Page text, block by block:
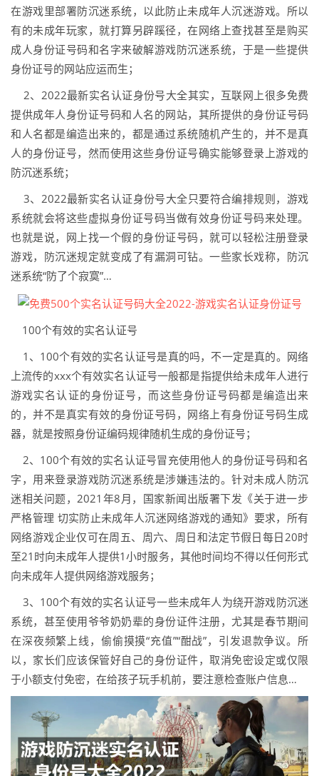
在游戏里部署防沉迷系统，以此防止未成年人沉迷游戏。所以
有的未成年玩家，就打算另辟蹊径，在网络上查找甚至是购买
成人身份证号码和名字来破解游戏防沉迷系统，于是一些提供
身份证号的网站应运而生；
2、2022最新实名认证身份号大全其实，互联网上很多免费
提供成年人身份证号码和人名的网站，其所提供的身份证号码
和人名都是编造出来的，都是通过系统随机产生的，并不是真
人的身份证号，然而使用这些身份证号确实能够登录上游戏的
防沉迷系统；
3、2022最新实名认证身份号大全只要符合编排规则，游戏
系统就会将这些虚拟身份证号码当做有效身份证号码来处理。
也就是说，网上找一个假的身份证号码，就可以轻松注册登录
游戏，防沉迷规定就变成了有漏洞可钻。一些家长戏称，防沉
迷系统“防了个寂寞”…
100个有效的实名认证号
1、100个有效的实名认证号是真的吗，不一定是真的。网络
上流传的xxx个有效实名认证号一般都是指提供给未成年人进行
游戏实名认证的身份证号，而这些身份证号码都是编造出来
的，并不是真实有效的身份证号码，网络上有身份证号码生成
器，就是按照身份证编码规律随机生成的身份证号；
2、100个有效的实名认证号冒充使用他人的身份证号码和名
字，用来登录游戏防沉迷系统是涉嫌违法的。针对未成人防沉
迷相关问题，2021年8月，国家新闻出版署下发《关于进一步
严格管理 切实防止未成年人沉迷网络游戏的通知》要求，所有
网络游戏企业仅可在周五、周六、周日和法定节假日每日20时
至21时向未成年人提供1小时服务，其他时间均不得以任何形式
向未成年人提供网络游戏服务；
3、100个有效的实名认证号一些未成年人为绕开游戏防沉迷
系统，甚至使用爷爷奶奶辈的身份证件注册，尤其是春节期间
在深夜频繁上线，偷偷摸摸“充值”“酣战”，引发退款争议。所
以，家长们应该保管好自己的身份证件，取消免密设定或仅限
于小额支付免密，在给孩子玩手机前，要注意检查账户信息…